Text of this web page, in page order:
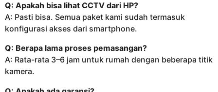
Q: Apakah bisa lihat CCTV dari HP?
A: Pasti bisa. Semua paket kami sudah termasuk
konfigurasi akses dari smartphone.
Q: Berapa lama proses pemasangan?
A: Rata-rata 3–6 jam untuk rumah dengan beberapa titik
kamera.